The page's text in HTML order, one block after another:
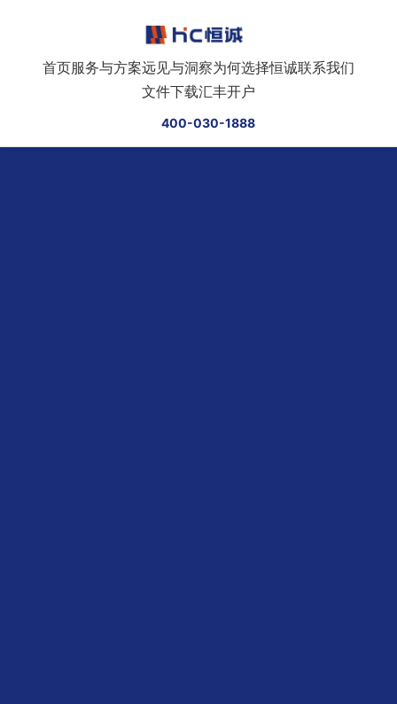
首页服务与方案远见与洞察为何选择恒诚联系我们
文件下载汇丰开户
400-030-1888